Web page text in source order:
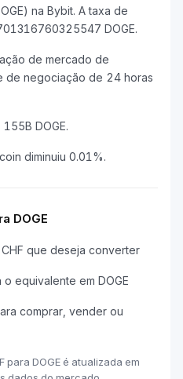
na Bybit. A taxa de
DOGE.
de mercado de
de negociação de 24 horas
DOGE.
diminuiu 0.01%.
DOGE
que deseja converter
equivalente em DOGE
comprar, vender ou
para DOGE é atualizada em